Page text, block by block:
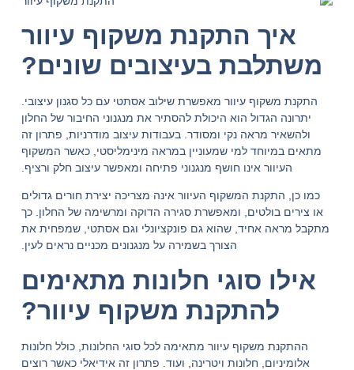
איך התקנת משקוף עיוור
משתלבת בעיצובים שונים?
התקנת משקוף עיוור מאפשרת שילוב אסתטי עם כל סגנון עיצובי.
יתרונה הגדול הוא היכולת להסתיר את מנגנוני החיבור של החלון
ולהשאיר מראה נקי ומסודר. בעבודות עיצוב מודרניות, פתרון זה
מתאים במיוחד למי שמעוניין במראה מינימליסטי, כאשר המשקוף
העיוור אינו חושף מנגנוני פתיחה ומאפשר עיצוב חלק ורציף.
כמו כן, התקנת המשקוף העיוור אינה מצריכה יצירת חורים גדולים
או צירים בולטים, ומאפשרת סגירה הדוקה ומרשימה של החלון. כך
מתקבל מראה אחיד, שהוא גם פונקציונלי וגם אסתטי, שמפחית את
הצורך בשמירה על מנגנונים מכניים נראים לעין.
אילו סוגי חלונות מתאימים
להתקנת משקוף עיוור?
ההתקנת משקוף עיוור מתאימה לכל סוגי החלונות, כולל חלונות
אלומיניום, חלונות ויטרינה, ועוד. פתרון זה אידיאלי כאשר רוצים